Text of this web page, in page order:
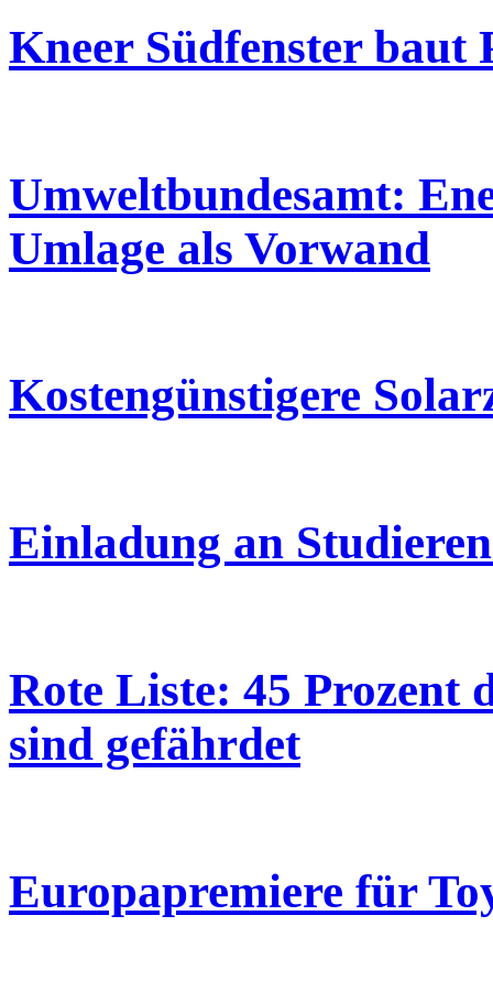
Kneer Südfenster baut
Umweltbundesamt:
Umlage als Vorwand
Kostengünstigere
Einladung an
Rote Liste: 45 Prozent
sind gefährdet
Europapremiere für